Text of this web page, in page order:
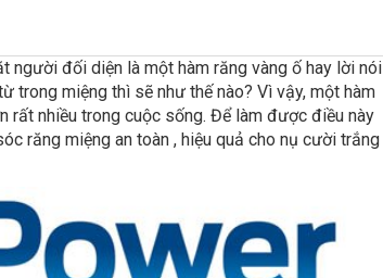
người đối diện là một hàm răng vàng ố hay lời nói
trong miệng thì sẽ như thế nào? Vì vậy, một hàm
rất nhiều trong cuộc sống. Để làm được điều này
răng miệng an toàn , hiệu quả cho nụ cười trắng